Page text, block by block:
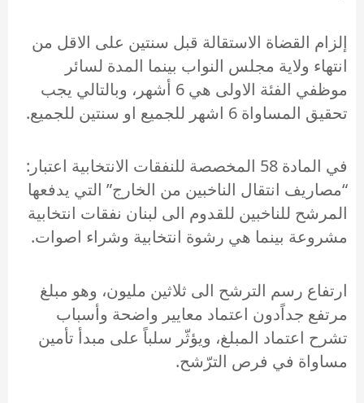
إلزام القضاة الاستقالة قبل سنتين على الاقل من
انتهاء ولاية مجلس النواب بينما المدة لسائر
موظفي الفئة الاولى هي 6 أشهر، وبالتالي يجب
تحقيق المساواة 6 اشهر للجميع او سنتين للجميع.
في المادة 58 المخصصة للنفقات الانتخابية اعتبار:
“مصاريف انتقال الناخبين من الخارج” التي يدفعها
المرشح للناخبين للقدوم الى لبنان نفقات انتخابية
مشروعة بينما هي رشوة انتخابية وشراء اصوات.
ارتفاع رسم الترشح الى ثلاثين مليون، وهو مبلغ
مرتفع جداًدون اعتماد معايير واضحة وأسباب
تشرح اعتماد المبلغ، ويؤثّر سلباً على مبدأ تأمين
مساواة في فرص الترّشح.